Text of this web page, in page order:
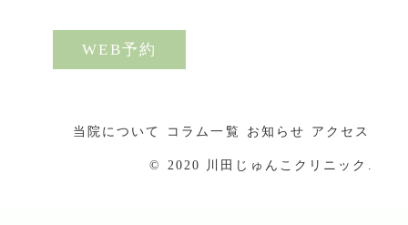
WEB予約
当院について コラム一覧 お知らせ アクセス
© 2020 川田じゅんこクリニック.